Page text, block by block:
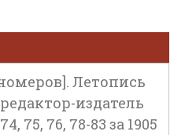
Летопись
издатель
75, 76, 78-83 за 1905